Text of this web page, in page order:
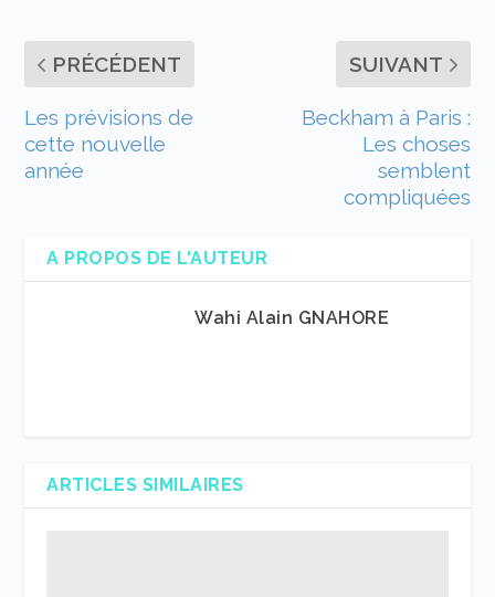
PRÉCÉDENT
Les prévisions de
cette nouvelle
année
SUIVANT
Beckham à Paris :
Les choses
semblent
compliquées
A PROPOS DE L'AUTEUR
Wahi Alain GNAHORE
ARTICLES SIMILAIRES